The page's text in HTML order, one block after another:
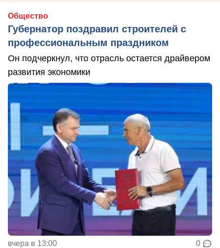
Общество
Губернатор поздравил строителей с
профессиональным праздником
Он подчеркнул, что отрасль остается драйвером
развития экономики
вчера в 13:00 0